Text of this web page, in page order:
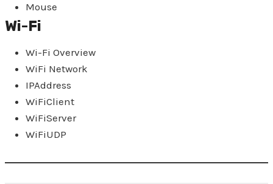
Mouse
Wi-Fi
Wi-Fi Overview
WiFi Network
IPAddress
WiFiClient
WiFiServer
WiFiUDP